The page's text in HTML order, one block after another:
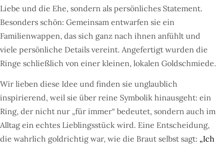
Liebe und die Ehe, sondern als persönliches Statement.
Besonders schön: Gemeinsam entwarfen sie ein
Familienwappen, das sich ganz nach ihnen anfühlt und
viele persönliche Details vereint. Angefertigt wurden die
Ringe schließlich von einer kleinen, lokalen Goldschmiede.
Wir lieben diese Idee und finden sie unglaublich
inspirierend, weil sie über reine Symbolik hinausgeht: ein
Ring, der nicht nur „für immer“ bedeutet, sondern auch im
Alltag ein echtes Lieblingsstück wird. Eine Entscheidung,
die wahrlich goldrichtig war, wie die Braut selbst sagt: „Ich